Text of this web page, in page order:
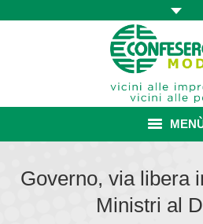
ASSOCIAZIONE
Governo, via libera
Ministri al